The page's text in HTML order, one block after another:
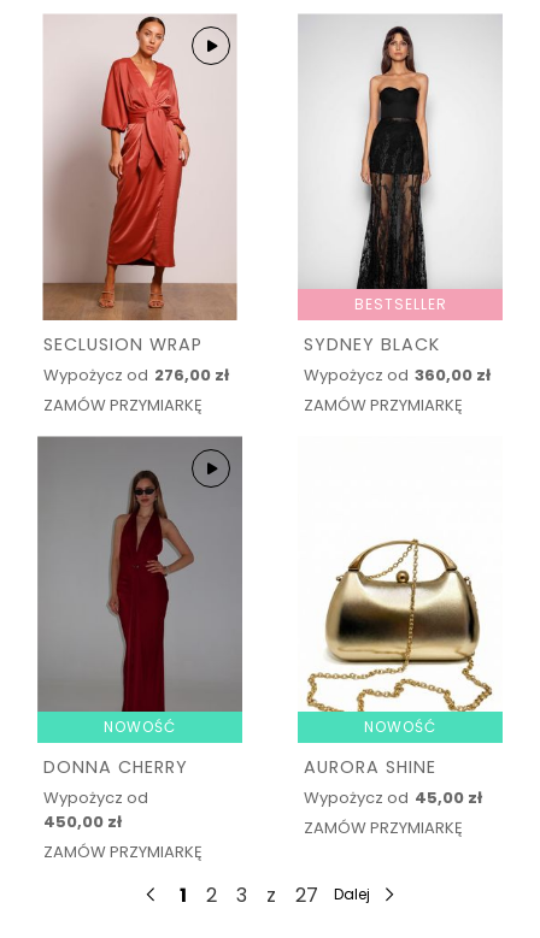
SECLUSION WRAP
Wypożycz od 276,00 zł
ZAMÓW PRZYMIARKĘ
BESTSELLER
SYDNEY BLACK
Wypożycz od 360,00 zł
ZAMÓW PRZYMIARKĘ
NOWOŚĆ
DONNA CHERRY
Wypożycz od
450,00 zł
ZAMÓW PRZYMIARKĘ
NOWOŚĆ
AURORA SHINE
Wypożycz od 45,00 zł
ZAMÓW PRZYMIARKĘ
1 2 3 z 27 Dalej